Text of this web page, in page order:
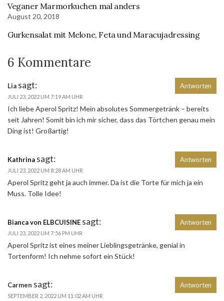
Veganer Marmorkuchen mal anders
August 20, 2018
Gurkensalat mit Melone, Feta und Maracujadressing
6 Kommentare
Lia sagt:
JULI 23, 2022 UM 7:19 AM UHR
Ich liebe Aperol Spritz! Mein absolutes Sommergetränk – bereits
seit Jahren! Somit bin ich mir sicher, dass das Törtchen genau mein
Ding ist! Großartig!
Antworten
Kathrina sagt:
JULI 23, 2022 UM 8:28 AM UHR
Aperol Spritz geht ja auch immer. Da ist die Torte für mich ja ein
Muss. Tolle Idee!
Antworten
Bianca von ELBCUISINE sagt:
JULI 23, 2022 UM 7:56 PM UHR
Aperol Spritz ist eines meiner Lieblingsgetränke, genial in
Tortenform! Ich nehme sofort ein Stück!
Antworten
Carmen sagt:
SEPTEMBER 2, 2022 UM 11:02 AM UHR
Antworten